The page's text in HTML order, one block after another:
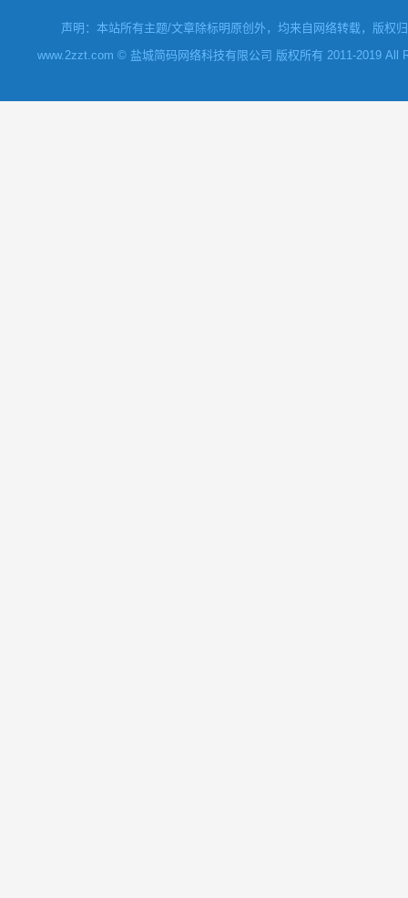
声明：本站所有主题/文章除标明原创外，均来自网络转载，版权
www.2zzt.com © 盐城简码网络科技有限公司 版权所有 2011-2019